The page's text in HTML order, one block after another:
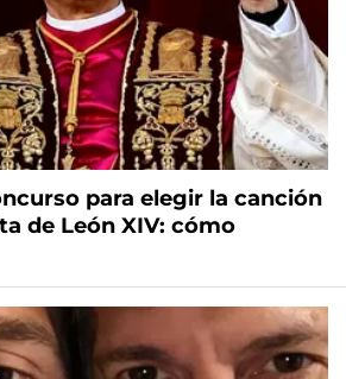
para elegir la canción
de León XIV: cómo